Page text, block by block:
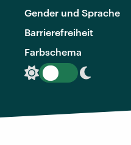
Gender und Sprache
Barrierefreiheit
Farbschema